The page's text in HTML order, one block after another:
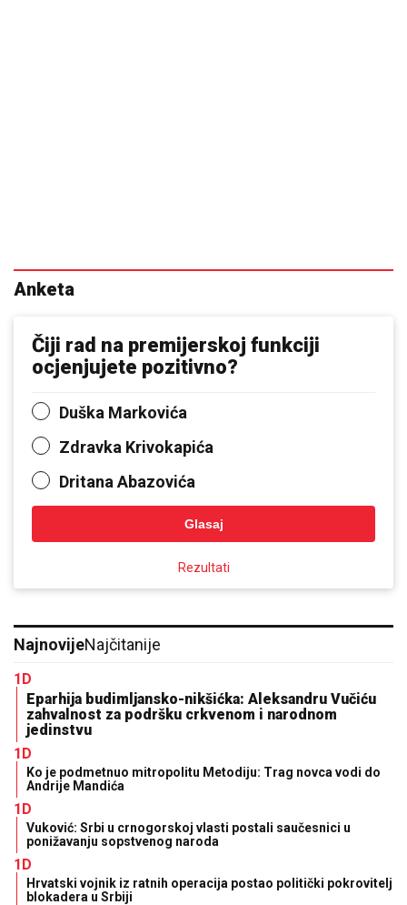
Anketa
Čiji rad na premijerskoj funkciji
ocjenjujete pozitivno?
Duška Markovića
Zdravka Krivokapića
Dritana Abazovića
Glasaj
Rezultati
NajnovijeNajčitanije
1D
Eparhija budimljansko-nikšićka: Aleksandru Vučiću
zahvalnost za podršku crkvenom i narodnom
jedinstvu
1D
Ko je podmetnuo mitropolitu Metodiju: Trag novca vodi do
Andrije Mandića
1D
Vuković: Srbi u crnogorskoj vlasti postali saučesnici u
ponižavanju sopstvenog naroda
1D
Hrvatski vojnik iz ratnih operacija postao politički pokrovitelj
blokadera u Srbiji